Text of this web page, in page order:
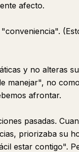
afecto.
y no alteras
manejar", no
afrontar.
pasadas.
priorizaba su
estar contigo".